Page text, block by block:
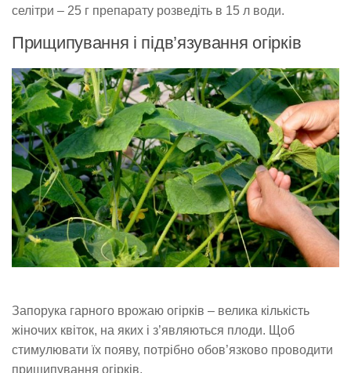
селітри – 25 г препарату розведіть в 15 л води.
Прищипування і підв’язування огірків
Запорука гарного врожаю огірків – велика кількість
жіночих квіток, на яких і з’являються плоди. Щоб
стимулювати їх появу, потрібно обов’язково проводити
прищипування огірків.